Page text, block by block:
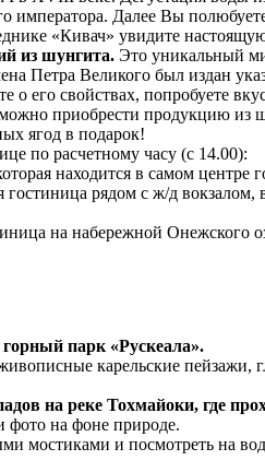
императора. Далее Вы
«Кивач» увидите
из шунгита. Это уникальный
Петра Великого был издан
о его свойствах, попробуете
приобрести продукцию из
ягод в подарок!
по расчетному часу (с 14.00):
находится в самом центре
рядом с ж/д вокзалом,
на набережной Онежского
парк «Рускеала».
карельские пейзажи,
на реке Тохмайоки, где
фото на фоне природе.
мостиками и посмотреть на